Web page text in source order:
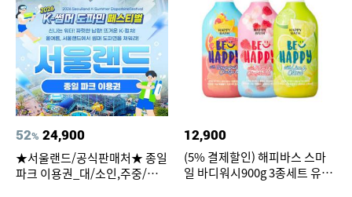
52% 24,900
★서울랜드/공식판매처★ 종일
파크 이용권_대/소인,주중/주
12,900
(5% 결제할인) 해피바스 스마
일 바디워시900g 3종세트 유